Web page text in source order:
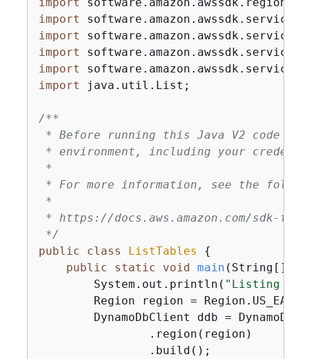
import
import
import
import
import java.util.List;
/**
* Before running this Java V2 code
* environment, including your
*
* For more information, see the
*
* https://docs.aws.amazon.com/sdk-
*/
public
class ListTables
{
public
static void main (String[]
        System.out.println(
"Listing your
Region region =
DynamoDbClient ddb =
                .region(region)
                .build();